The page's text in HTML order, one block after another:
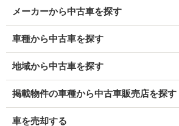
メーカーから中古車を探す
車種から中古車を探す
地域から中古車を探す
掲載物件の車種から中古車販売店を探す
車を売却する